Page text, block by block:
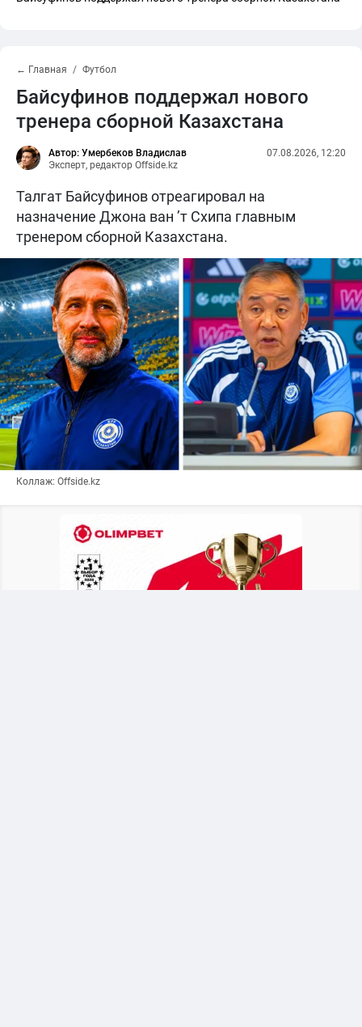
← Главная Футбол
Байсуфинов поддержал нового
тренера сборной Казахстана
Автор: Умербеков Владислав
Эксперт, редактор Offside.kz
07.08.2026, 12:20
Талгат Байсуфинов отреагировал на
назначение Джона ван ’т Схипа главным
тренером сборной Казахстана.
Коллаж: Offside.kz